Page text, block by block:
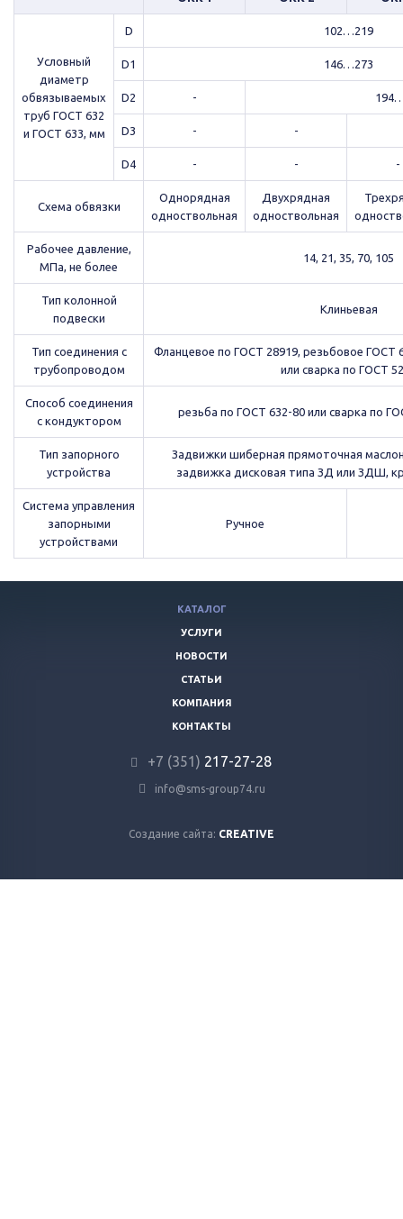
Условный
диаметр
обвязываемых
труб ГОСТ 632
и ГОСТ 633, мм
D 102…219
D1 146…273
D2 -
D3 - -
D4 - - -
Схема обвязки
Однорядная
одноствольная
Двухрядная
одноствольная
Рабочее давление,
МПа, не более
14, 21, 35, 70, 105
Тип колонной
подвески
Клиньевая
Тип соединения с
трубопроводом
Фланцевое по ГОСТ 28919, резьбовое ГОСТ
или сварка по ГОСТ
Способ соединения
с кондуктором
резьба по ГОСТ 632-80 или сварка по
Тип запорного
устройства
Задвижки шиберная прямоточная
задвижка дисковая типа ЗД или ЗДШ,
Система управления
запорными
устройствами
Ручное
КАТАЛОГ
УСЛУГИ
НОВОСТИ
СТАТЬИ
КОМПАНИЯ
КОНТАКТЫ
+7 (351) 217-27-28
info@sms-group74.ru
Создание сайта: CREATIVE